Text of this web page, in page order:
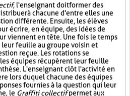
, l'enseignant doit former des
à chacune d'entre elles une
différente. Ensuite, les élèves
écrire, en équipe, des idées de
viennent en tête. Une fois le temps
leur feuille au groupe voisin et
reçue. Les rotations se
équipes récupèrent leur feuille
L'enseignant clôt l'activité en
lors duquel chacune des équipes
fournies à la question qui leur
le Graffiti collectifpermet aux